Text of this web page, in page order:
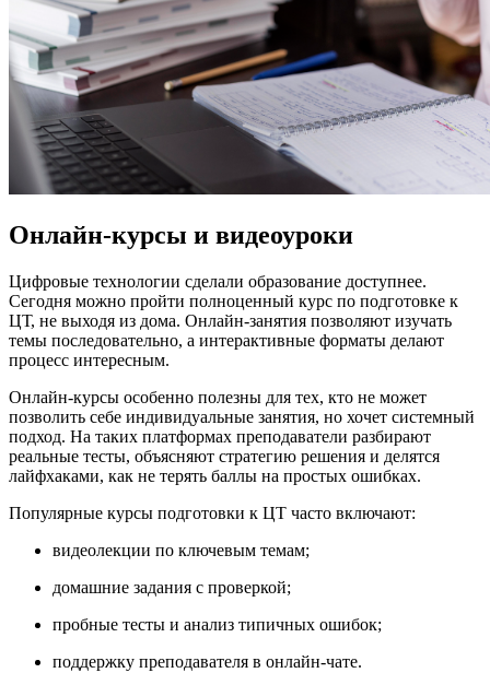
Онлайн-курсы и видеоуроки
Цифровые технологии сделали образование доступнее.
Сегодня можно пройти полноценный курс по подготовке к
ЦТ, не выходя из дома. Онлайн-занятия позволяют изучать
темы последовательно, а интерактивные форматы делают
процесс интересным.
Онлайн-курсы особенно полезны для тех, кто не может
позволить себе индивидуальные занятия, но хочет системный
подход. На таких платформах преподаватели разбирают
реальные тесты, объясняют стратегию решения и делятся
лайфхаками, как не терять баллы на простых ошибках.
Популярные курсы подготовки к ЦТ часто включают:
видеолекции по ключевым темам;
домашние задания с проверкой;
пробные тесты и анализ типичных ошибок;
поддержку преподавателя в онлайн-чате.